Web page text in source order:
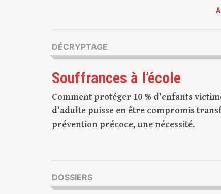
DÉCRYPTAGE
Souffrances à l’école
Comment protéger 10 % d’enfants
d’adulte puisse en être compromis
prévention précoce, une nécessité.
DOSSIERS